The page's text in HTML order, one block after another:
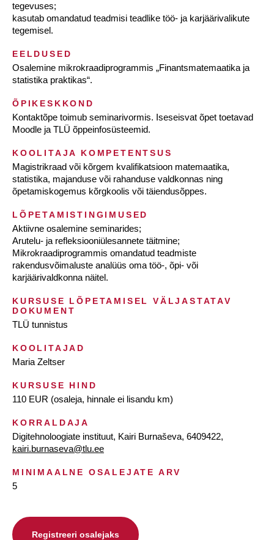
tegevuses;
kasutab omandatud teadmisi teadlike töö- ja karjäärivalikute
tegemisel.
EELDUSED
Osalemine mikrokraadiprogrammis „Finantsmatemaatika ja
statistika praktikas“.
ÕPIKESKKOND
Kontaktõpe toimub seminarivormis. Iseseisvat õpet toetavad
Moodle ja TLÜ õppeinfosüsteemid.
KOOLITAJA KOMPETENTSUS
Magistrikraad või kõrgem kvalifikatsioon matemaatika,
statistika, majanduse või rahanduse valdkonnas ning
õpetamiskogemus kõrgkoolis või täiendusõppes.
LÕPETAMISTINGIMUSED
Aktiivne osalemine seminarides;
Arutelu- ja refleksiooniülesannete täitmine;
Mikrokraadiprogrammis omandatud teadmiste
rakendusvõimaluste analüüs oma töö-, õpi- või
karjäärivaldkonna näitel.
KURSUSE LÕPETAMISEL VÄLJASTATAV
DOKUMENT
TLÜ tunnistus
KOOLITAJAD
Maria Zeltser
KURSUSE HIND
110 EUR (osaleja, hinnale ei lisandu km)
KORRALDAJA
Digitehnoloogiate instituut, Kairi Burnaševa, 6409422,
kairi.burnaseva@tlu.ee
MINIMAALNE OSALEJATE ARV
5
Registreeri osalejaks